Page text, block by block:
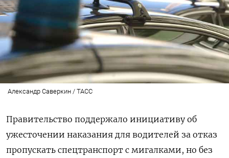
Александр Саверкин / ТАСС
Правительство поддержало инициативу об
ужесточении наказания для водителей за отказ
пропускать спецтранспорт с мигалками, но без